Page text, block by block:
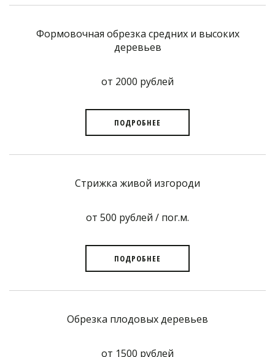
Формовочная обрезка средних и высоких
деревьев
от 2000 рублей
ПОДРОБНЕЕ
Стрижка живой изгороди
от 500 рублей / пог.м.
ПОДРОБНЕЕ
Обрезка плодовых деревьев
от 1500 рублей